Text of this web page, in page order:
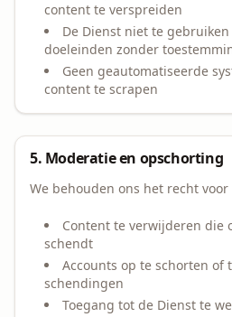
content te verspreiden
De Dienst niet te
doeleinden zonder
Geen geautomatiseerde
content te scrapen
5. Moderatie en opschorting
We behouden ons het recht voor
Content te verwijderen die
schendt
Accounts op te schorten of
schendingen
Toegang tot de Dienst te